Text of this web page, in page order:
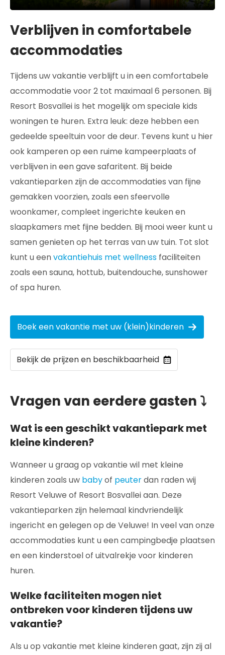
Verblijven in comfortabele
accommodaties
Tijdens uw vakantie verblijft u in een comfortabele
accommodatie voor 2 tot maximaal 6 personen. Bij
Resort Bosvallei is het mogelijk om speciale kids
woningen te huren. Extra leuk: deze hebben een
gedeelde speeltuin voor de deur. Tevens kunt u hier
ook kamperen op een ruime kampeerplaats of
verblijven in een gave safaritent. Bij beide
vakantieparken zijn de accommodaties van fijne
gemakken voorzien, zoals een sfeervolle
woonkamer, compleet ingerichte keuken en
slaapkamers met fijne bedden. Bij mooi weer kunt u
samen genieten op het terras van uw tuin. Tot slot
kunt u eenvakantiehuis met wellness faciliteiten
zoals een sauna, hottub, buitendouche, sunshower
of spa huren.
Boek een vakantie met uw (klein)kinderen
Bekijk de prijzen en beschikbaarheid
Vragen van eerdere gasten ⤵
Wat is een geschikt vakantiepark met
kleine kinderen?
Wanneer u graag op vakantie wil met kleine
kinderen zoals uw babyof peuterdan raden wij
Resort Veluwe of Resort Bosvallei aan. Deze
vakantieparken zijn helemaal kindvriendelijk
ingericht en gelegen op de Veluwe! In veel van onze
accommodaties kunt u een campingbedje plaatsen
en een kinderstoel of uitvalrekje voor kinderen
huren.
Welke faciliteiten mogen niet
ontbreken voor kinderen tijdens uw
vakantie?
Als u op vakantie met kleine kinderen gaat, zijn zij al